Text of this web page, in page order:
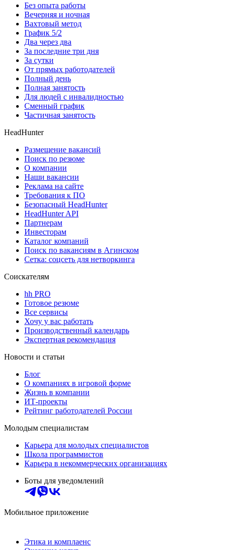
Без опыта работы
Вечерняя и ночная
Вахтовый метод
График 5/2
Два через два
За последние три дня
За сутки
От прямых работодателей
Полный день
Полная занятость
Для людей с инвалидностью
Сменный график
Частичная занятость
HeadHunter
Размещение вакансий
Поиск по резюме
О компании
Наши вакансии
Реклама на сайте
Требования к ПО
Безопасный HeadHunter
HeadHunter API
Партнерам
Инвесторам
Каталог компаний
Поиск по вакансиям в Агинском
Сетка: соцсеть для нетворкинга
Соискателям
hh PRO
Готовое резюме
Все сервисы
Хочу у вас работать
Производственный календарь
Экспертная рекомендация
Новости и статьи
Блог
О компаниях в игровой форме
Жизнь в компании
ИТ-проекты
Рейтинг работодателей России
Молодым специалистам
Карьера для молодых специалистов
Школа программистов
Карьера в некоммерческих организациях
Боты для уведомлений
Мобильное приложение
Этика и комплаенс